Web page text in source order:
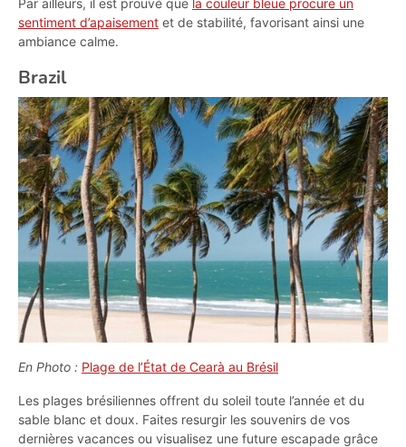
Par ailleurs, il est prouvé que la couleur bleue procure un
sentiment d’apaisement et de stabilité, favorisant ainsi une
ambiance calme.
Brazil
En Photo : Plage de l’État de Cearà au Brésil
Les plages brésiliennes offrent du soleil toute l’année et du
sable blanc et doux. Faites resurgir les souvenirs de vos
dernières vacances ou visualisez une future escapade grâce